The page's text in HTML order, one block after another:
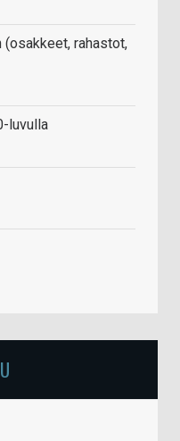
(osakkeet, rahastot,
luvulla